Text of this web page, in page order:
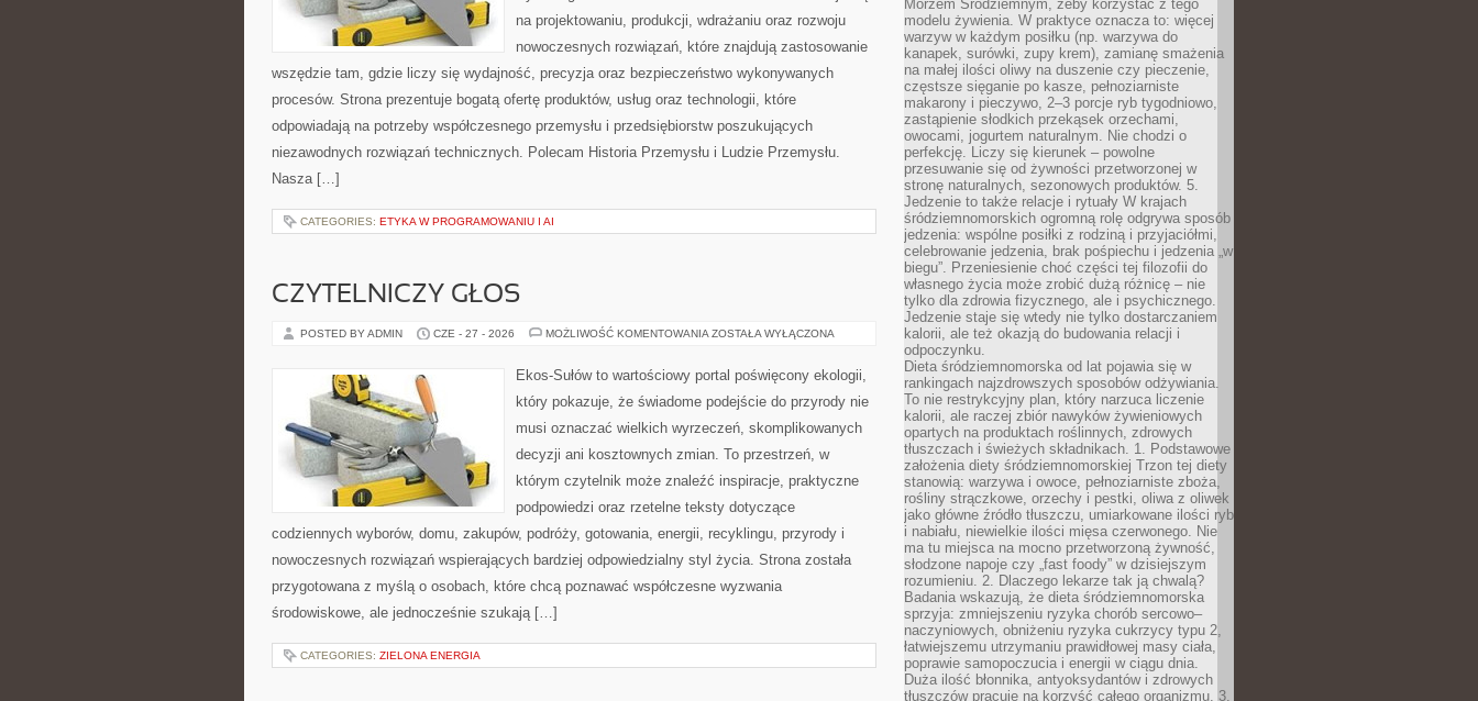
na projektowaniu, produkcji, wdrażaniu oraz rozwoju
nowoczesnych rozwiązań, które znajdują zastosowanie
wszędzie tam, gdzie liczy się wydajność, precyzja oraz bezpieczeństwo wykonywanych
procesów. Strona prezentuje bogatą ofertę produktów, usług oraz technologii, które
odpowiadają na potrzeby współczesnego przemysłu i przedsiębiorstw poszukujących
niezawodnych rozwiązań technicznych. Polecam Historia Przemysłu i Ludzie Przemysłu.
Nasza […]
CATEGORIES: ETYKA W PROGRAMOWANIU I AI
CZYTELNICZY GŁOS
POSTED BY ADMIN CZE - 27 - 2026 MOŻLIWOŚĆ KOMENTOWANIA CZYTELNICZY
ZOSTAŁA WYŁĄCZONA
Ekos-Sułów to wartościowy portal poświęcony ekologii,
który pokazuje, że świadome podejście do przyrody nie
musi oznaczać wielkich wyrzeczeń, skomplikowanych
decyzji ani kosztownych zmian. To przestrzeń, w
którym czytelnik może znaleźć inspiracje, praktyczne
podpowiedzi oraz rzetelne teksty dotyczące
codziennych wyborów, domu, zakupów, podróży, gotowania, energii, recyklingu, przyrody i
nowoczesnych rozwiązań wspierających bardziej odpowiedzialny styl życia. Strona została
przygotowana z myślą o osobach, które chcą poznawać współczesne wyzwania
środowiskowe, ale jednocześnie szukają […]
CATEGORIES: ZIELONA ENERGIA
Morzem Śródziemnym, żeby korzystać z tego
modelu żywienia. W praktyce oznacza to: więcej
warzyw w każdym posiłku (np. warzywa do
kanapek, surówki, zupy krem), zamianę smażenia
na małej ilości oliwy na duszenie czy pieczenie,
częstsze sięganie po kasze, pełnoziarniste
makarony i pieczywo, 2–3 porcje ryb tygodniowo,
zastąpienie słodkich przekąsek orzechami,
owocami, jogurtem naturalnym. Nie chodzi o
perfekcję. Liczy się kierunek – powolne
przesuwanie się od żywności przetworzonej w
stronę naturalnych, sezonowych produktów. 5.
Jedzenie to także relacje i rytuały W krajach
śródziemnomorskich ogromną rolę odgrywa sposób
jedzenia: wspólne posiłki z rodziną i przyjaciółmi,
celebrowanie jedzenia, brak pośpiechu i jedzenia „w
biegu”. Przeniesienie choć części tej filozofii do
własnego życia może zrobić dużą różnicę – nie
tylko dla zdrowia fizycznego, ale i psychicznego.
Jedzenie staje się wtedy nie tylko dostarczaniem
kalorii, ale też okazją do budowania relacji i
odpoczynku.
Dieta śródziemnomorska od lat pojawia się w
rankingach najzdrowszych sposobów odżywiania.
To nie restrykcyjny plan, który narzuca liczenie
kalorii, ale raczej zbiór nawyków żywieniowych
opartych na produktach roślinnych, zdrowych
tłuszczach i świeżych składnikach. 1. Podstawowe
założenia diety śródziemnomorskiej Trzon tej diety
stanowią: warzywa i owoce, pełnoziarniste zboża,
rośliny strączkowe, orzechy i pestki, oliwa z oliwek
jako główne źródło tłuszczu, umiarkowane ilości ryb
i nabiału, niewielkie ilości mięsa czerwonego. Nie
ma tu miejsca na mocno przetworzoną żywność,
słodzone napoje czy „fast foody” w dzisiejszym
rozumieniu. 2. Dlaczego lekarze tak ją chwalą?
Badania wskazują, że dieta śródziemnomorska
sprzyja: zmniejszeniu ryzyka chorób sercowo–
naczyniowych, obniżeniu ryzyka cukrzycy typu 2,
łatwiejszemu utrzymaniu prawidłowej masy ciała,
poprawie samopoczucia i energii w ciągu dnia.
Duża ilość błonnika, antyoksydantów i zdrowych
tłuszczów pracuje na korzyść całego organizmu. 3.